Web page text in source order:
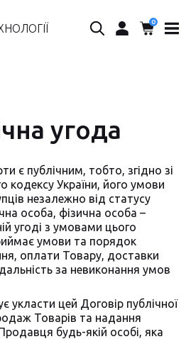
0
угода
є публічним, тобто, згідно зі
кодексу України, його умови
незалежно від статусу
особа, фізична особа –
угоді з умовами цього
умови та порядок
оплати Товару, доставки
за невиконання умов
цей Договір публічної
Товарів та надання
будь-якій особі, яка